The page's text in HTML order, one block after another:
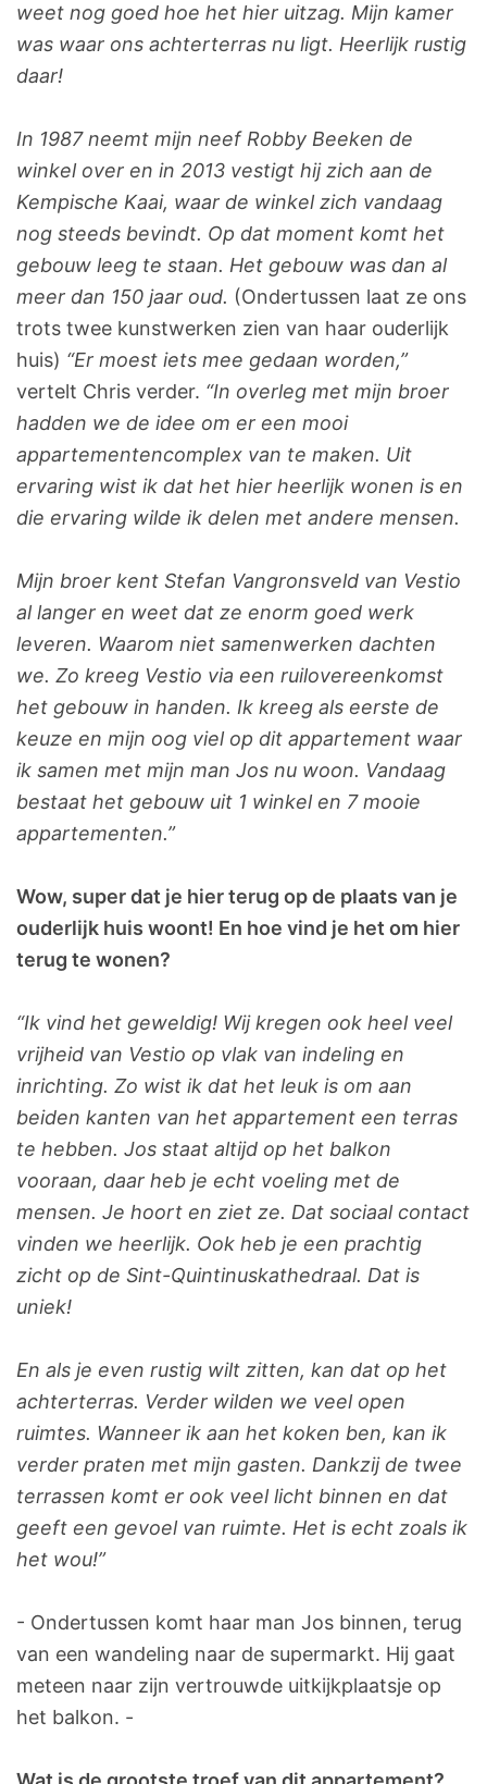
weet nog goed hoe het hier uitzag. Mijn kamer
was waar ons achterterras nu ligt. Heerlijk rustig
daar!
In 1987 neemt mijn neef Robby Beeken de
winkel over en in 2013 vestigt hij zich aan de
Kempische Kaai, waar de winkel zich vandaag
nog steeds bevindt. Op dat moment komt het
gebouw leeg te staan. Het gebouw was dan al
meer dan 150 jaar oud. (Ondertussen laat ze ons
trots twee kunstwerken zien van haar ouderlijk
huis) “Er moest iets mee gedaan worden,”
vertelt Chris verder. “In overleg met mijn broer
hadden we de idee om er een mooi
appartementencomplex van te maken. Uit
ervaring wist ik dat het hier heerlijk wonen is en
die ervaring wilde ik delen met andere mensen.
Mijn broer kent Stefan Vangronsveld van Vestio
al langer en weet dat ze enorm goed werk
leveren. Waarom niet samenwerken dachten
we. Zo kreeg Vestio via een ruilovereenkomst
het gebouw in handen. Ik kreeg als eerste de
keuze en mijn oog viel op dit appartement waar
ik samen met mijn man Jos nu woon. Vandaag
bestaat het gebouw uit 1 winkel en 7 mooie
appartementen.”
Wow, super dat je hier terug op de plaats van je
ouderlijk huis woont! En hoe vind je het om hier
terug te wonen?
“Ik vind het geweldig! Wij kregen ook heel veel
vrijheid van Vestio op vlak van indeling en
inrichting. Zo wist ik dat het leuk is om aan
beiden kanten van het appartement een terras
te hebben. Jos staat altijd op het balkon
vooraan, daar heb je echt voeling met de
mensen. Je hoort en ziet ze. Dat sociaal contact
vinden we heerlijk. Ook heb je een prachtig
zicht op de Sint-Quintinuskathedraal. Dat is
uniek!
En als je even rustig wilt zitten, kan dat op het
achterterras. Verder wilden we veel open
ruimtes. Wanneer ik aan het koken ben, kan ik
verder praten met mijn gasten. Dankzij de twee
terrassen komt er ook veel licht binnen en dat
geeft een gevoel van ruimte. Het is echt zoals ik
het wou!”
- Ondertussen komt haar man Jos binnen, terug
van een wandeling naar de supermarkt. Hij gaat
meteen naar zijn vertrouwde uitkijkplaatsje op
het balkon. -